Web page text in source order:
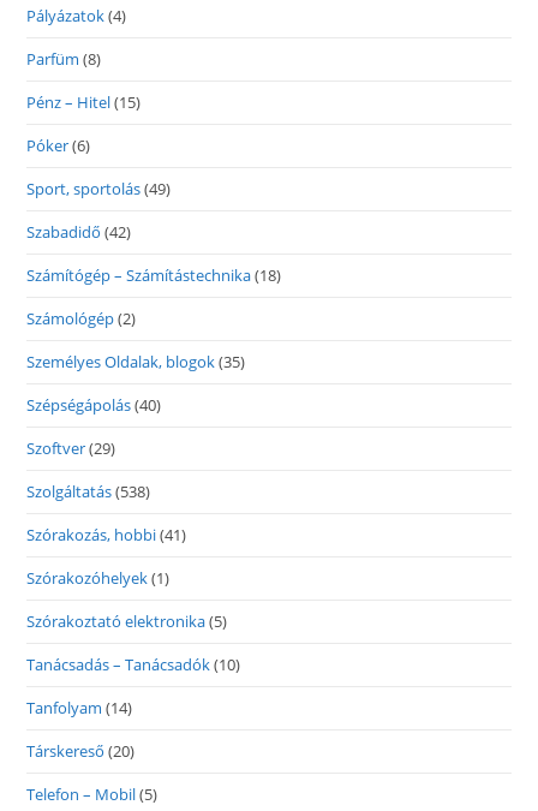
Pályázatok(4)
Parfüm (8)
Pénz – Hitel(15)
Póker(6)
Sport, sportolás(49)
Szabadidő (42)
Számítógép – Számítástechnika(18)
Számológép(2)
Személyes Oldalak, blogok(35)
Szépségápolás(40)
Szoftver(29)
Szolgáltatás(538)
Szórakozás, hobbi(41)
Szórakozóhelyek(1)
Szórakoztató elektronika(5)
Tanácsadás – Tanácsadók(10)
Tanfolyam (14)
Társkereső (20)
Telefon – Mobil(5)